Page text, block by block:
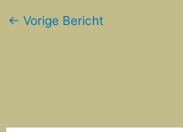
← Vorige Bericht